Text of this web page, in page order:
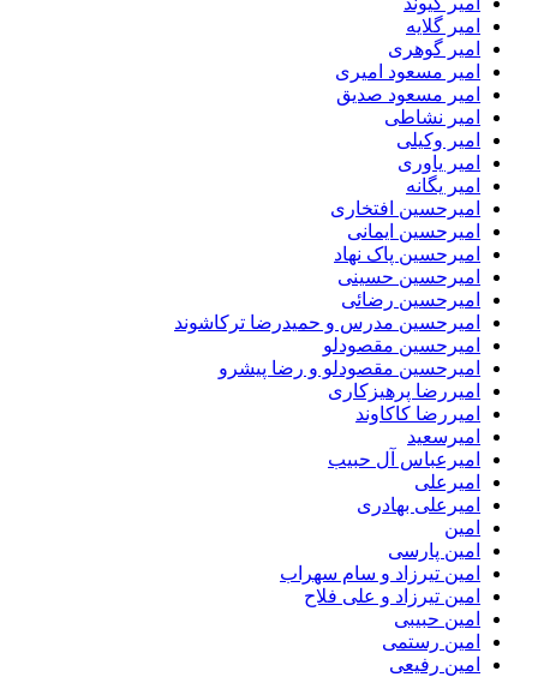
امیر گلایه
امیر گوهری
امیر مسعود امیری
امیر مسعود صدیق
امیر نشاطی
امیر وکیلی
امیر یاوری
امیر یگانه
امیرحسین افتخاری
امیرحسین ایمانی
امیرحسین پاک نهاد
امیرحسین حسینی
امیرحسین رضائی
امیرحسین مدرس و حمیدرضا ترکاشوند
امیرحسین مقصودلو
امیرحسین مقصودلو و رضا پیشرو
امیررضا پرهیزکاری
امیررضا کاکاوند
امیرسعید
امیرعباس آل حبیب
امیرعلی
امیرعلی بهادری
امین
امین پارسی
امین تیرزاد و سام سهراب
امین تیرزاد و علی فلاح
امین حبیبی
امین رستمی
امین رفیعی